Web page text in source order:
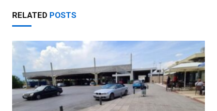
RELATED POSTS